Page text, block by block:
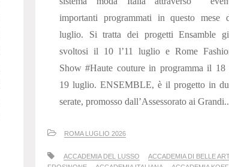
importanti programmati in questo mese
luglio. Si tratta dei progetti Ensamble
svoltosi il 10 l’11 luglio e Rome
Show #Haute couture in programma il 18
19 luglio. ENSEMBLE, è il progetto in
serate, promosso dall’Assessorato ai
ROMA LUGLIO 2026
ACCADEMIA DEL LUSSO
ACCADEMIA DI BELLE